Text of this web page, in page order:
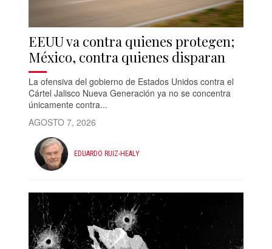
EEUU va contra quienes protegen;
México, contra quienes disparan
La ofensiva del gobierno de Estados Unidos contra el
Cártel Jalisco Nueva Generación ya no se concentra
únicamente contra...
AGOSTO 7, 2026
EDUARDO RUIZ-HEALY